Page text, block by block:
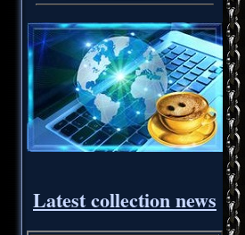
Latest collection news